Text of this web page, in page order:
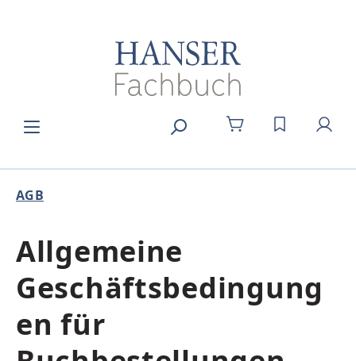
DU HAST 0
AGB
Allgemeine
Geschäftsbedingung
en für